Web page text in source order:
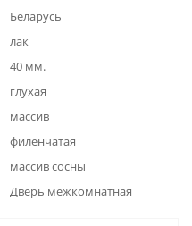
Беларусь
лак
40 мм.
глухая
массив
филёнчатая
массив сосны
Дверь межкомнатная